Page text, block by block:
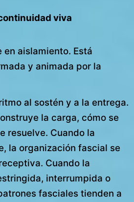
viva
en aislamiento. Está
y animada por la
al sostén y a la entrega.
la carga, cómo se
resuelve. Cuando la
la organización fascial se
Cuando la
interrumpida o
fasciales tienden a